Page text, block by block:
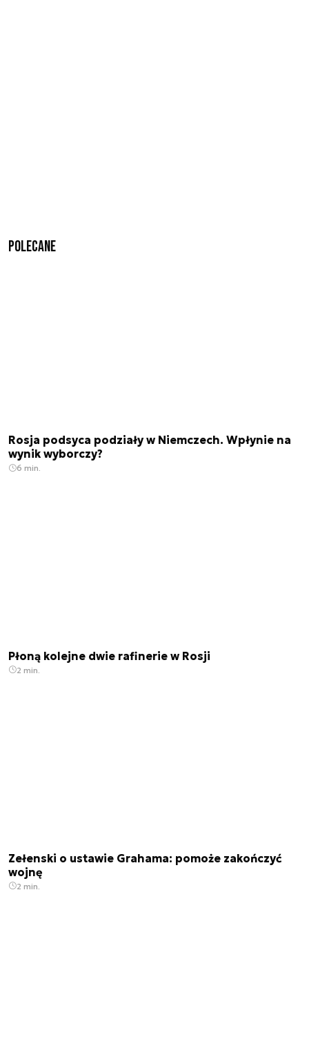
Polecane
Rosja podsyca podziały w Niemczech. Wpłynie na
wynik wyborczy?
6 min.
Płoną kolejne dwie rafinerie w Rosji
2 min.
Zełenski o ustawie Grahama: pomoże zakończyć
wojnę
2 min.